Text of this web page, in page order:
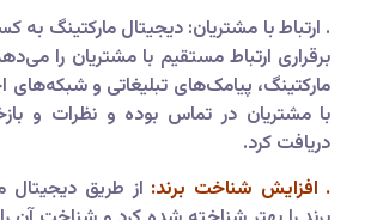
. ارتباط با مشتریان: دیجیتال مارکتینگ به
برقراری ارتباط مستقیم با مشتریان را
مارکتینگ، پیامک‌های تبلیغاتی و شبکه‌های
با مشتریان در تماس بوده و نظرات و
دریافت کرد.
. افزایش شناخت برند: از طریق دیجیتال